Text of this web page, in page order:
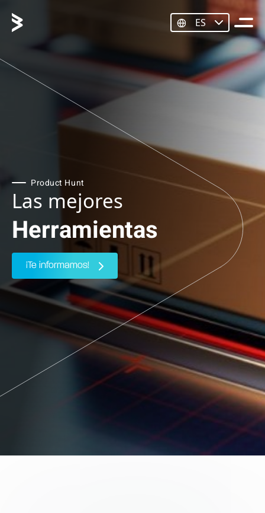
ES
Product Hunt
Las mejores
Herramientas
¡Te informamos!